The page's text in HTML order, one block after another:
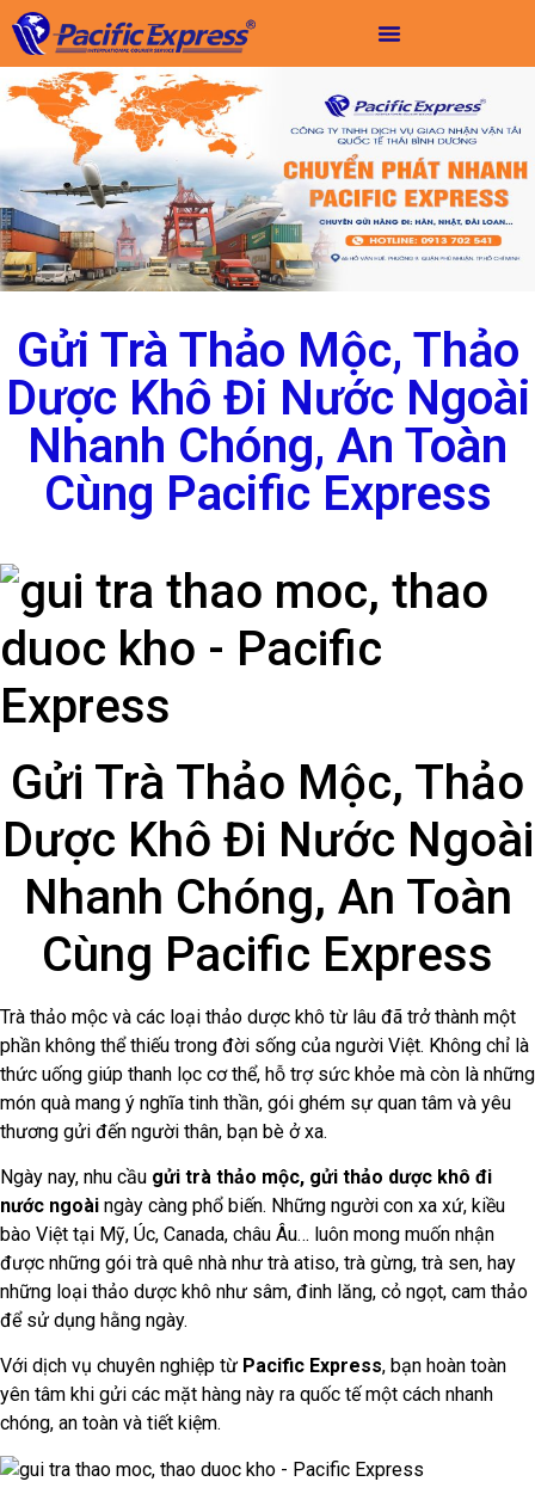
Gửi Trà Thảo Mộc, Thảo
Dược Khô Đi Nước Ngoài
Nhanh Chóng, An Toàn
Cùng Pacific Express
Gửi Trà Thảo Mộc, Thảo
Dược Khô Đi Nước Ngoài
Nhanh Chóng, An Toàn
Cùng Pacific Express
Trà thảo mộc và các loại thảo dược khô từ lâu đã trở thành một
phần không thể thiếu trong đời sống của người Việt. Không chỉ là
thức uống giúp thanh lọc cơ thể, hỗ trợ sức khỏe mà còn là những
món quà mang ý nghĩa tinh thần, gói ghém sự quan tâm và yêu
thương gửi đến người thân, bạn bè ở xa.
Ngày nay, nhu cầu gửi trà thảo mộc, gửi thảo dược khô đi
nước ngoài ngày càng phổ biến. Những người con xa xứ, kiều
bào Việt tại Mỹ, Úc, Canada, châu Âu… luôn mong muốn nhận
được những gói trà quê nhà như trà atiso, trà gừng, trà sen, hay
những loại thảo dược khô như sâm, đinh lăng, cỏ ngọt, cam thảo
để sử dụng hằng ngày.
Với dịch vụ chuyên nghiệp từ Pacific Express, bạn hoàn toàn
yên tâm khi gửi các mặt hàng này ra quốc tế một cách nhanh
chóng, an toàn và tiết kiệm.